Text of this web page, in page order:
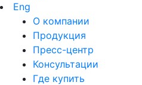
Eng
О компании
Продукция
Пресс-центр
Консультации
Где купить